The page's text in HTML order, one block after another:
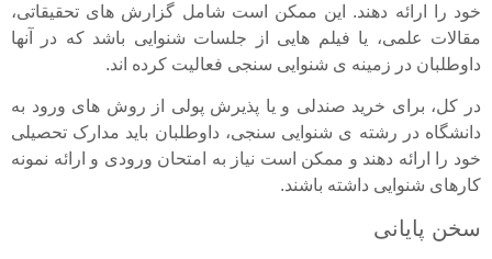
خود را ارائه دهند. این ممکن است شامل گزارش های تحقیقاتی،
مقالات علمی، یا فیلم هایی از جلسات شنوایی باشد که در آنها
داوطلبان در زمینه ی شنوایی سنجی فعالیت کرده اند.
در کل، برای خرید صندلی و یا پذیرش پولی از روش های ورود به
دانشگاه در رشته ی شنوایی سنجی، داوطلبان باید مدارک تحصیلی
خود را ارائه دهند و ممکن است نیاز به امتحان ورودی و ارائه نمونه
کارهای شنوایی داشته باشند.
سخن پایانی